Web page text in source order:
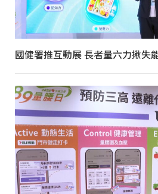
國健署推互動展 長者量六力揪失